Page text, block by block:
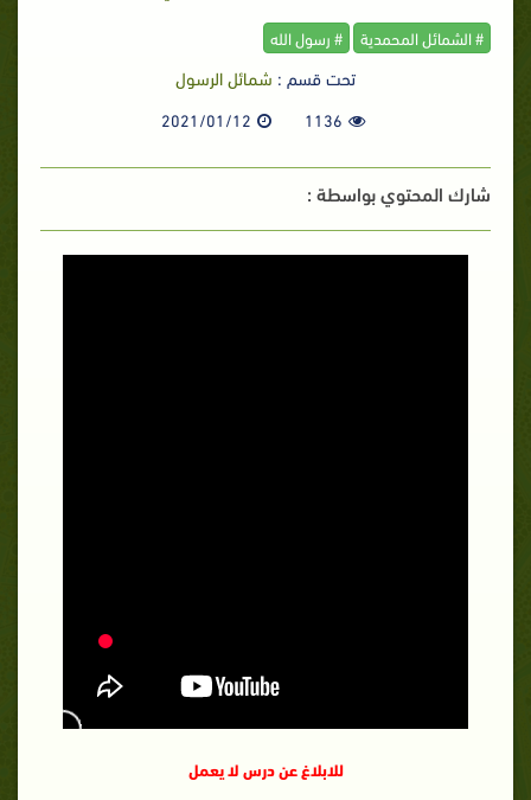
# الشمائل المحمدية # رسول الله
تحت قسم : شمائل الرسول
1136
2021/01/12
شارك المحتوي بواسطة :
للابلاغ عن درس لا يعمل